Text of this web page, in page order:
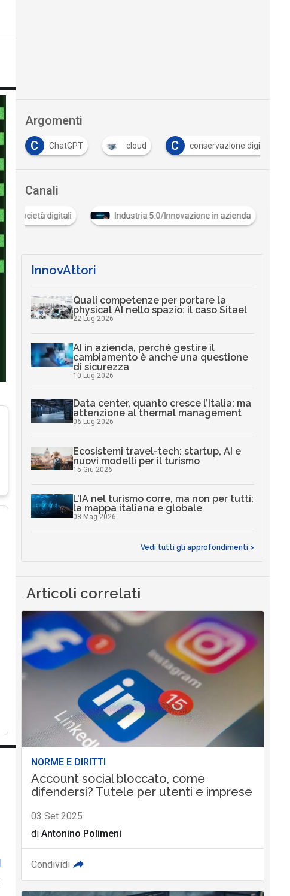
Argomenti
C ChatGPT cloud C conservazione digitale
Canali
Cultura e società digitali Industria 5.0/Innovazione in azienda
InnovAttori
Quali competenze per portare la
physical AI nello spazio: il caso Sitael
22 Lug 2026
AI in azienda, perché gestire il
cambiamento è anche una questione
di sicurezza
10 Lug 2026
Data center, quanto cresce l’Italia: ma
attenzione al thermal management
06 Lug 2026
Ecosistemi travel-tech: startup, AI e
nuovi modelli per il turismo
15 Giu 2026
L’IA nel turismo corre, ma non per tutti:
la mappa italiana e globale
08 Mag 2026
Vedi tutti gli approfondimenti >
Articoli correlati
NORME E DIRITTI
Account social bloccato, come
difendersi? Tutele per utenti e imprese
03 Set 2025
di Antonino Polimeni
Condividi